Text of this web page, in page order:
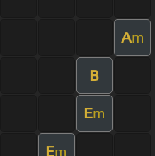
Am
B
Em
Em